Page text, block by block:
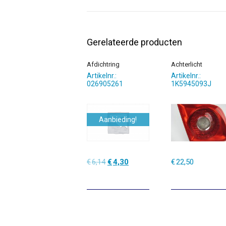
Gerelateerde producten
Afdichtring
Artikelnr.:
026905261
Aanbieding!
€6,14 Oorspronkelijke
€6,14.
€4,30Huidige
€4,30.
Achterlicht
Artikelnr.:
1K5945093J
€22,50